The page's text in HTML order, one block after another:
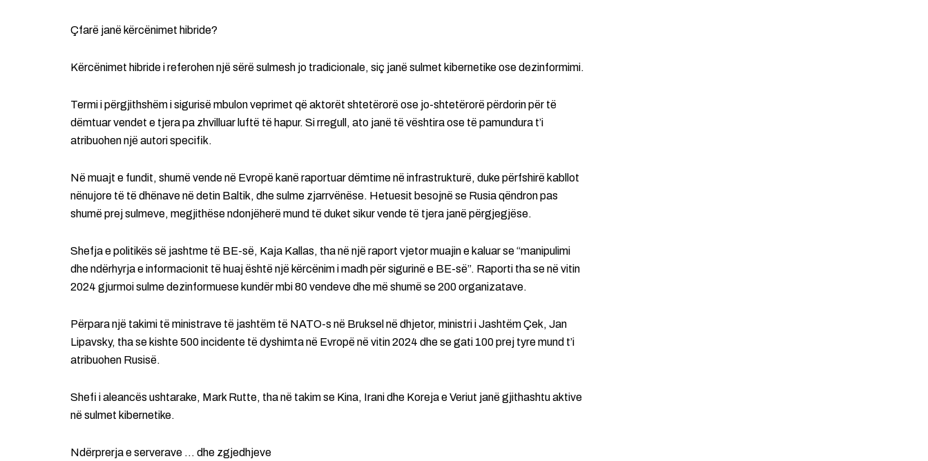
Çfarë janë kërcënimet hibride?
Kërcënimet hibride i referohen një sërë sulmesh jo tradicionale, siç janë sulmet kibernetike ose dezinformimi.
Termi i përgjithshëm i sigurisë mbulon veprimet që aktorët shtetërorë ose jo-shtetërorë përdorin për të
dëmtuar vendet e tjera pa zhvilluar luftë të hapur. Si rregull, ato janë të vështira ose të pamundura t’i
atribuohen një autori specifik.
Në muajt e fundit, shumë vende në Evropë kanë raportuar dëmtime në infrastrukturë, duke përfshirë kabllot
nënujore të të dhënave në detin Baltik, dhe sulme zjarrvënëse. Hetuesit besojnë se Rusia qëndron pas
shumë prej sulmeve, megjithëse ndonjëherë mund të duket sikur vende të tjera janë përgjegjëse.
Shefja e politikës së jashtme të BE-së, Kaja Kallas, tha në një raport vjetor muajin e kaluar se “manipulimi
dhe ndërhyrja e informacionit të huaj është një kërcënim i madh për sigurinë e BE-së”. Raporti tha se në vitin
2024 gjurmoi sulme dezinformuese kundër mbi 80 vendeve dhe më shumë se 200 organizatave.
Përpara një takimi të ministrave të jashtëm të NATO-s në Bruksel në dhjetor, ministri i Jashtëm Çek, Jan
Lipavsky, tha se kishte 500 incidente të dyshimta në Evropë në vitin 2024 dhe se gati 100 prej tyre mund t’i
atribuohen Rusisë.
Shefi i aleancës ushtarake, Mark Rutte, tha në takim se Kina, Irani dhe Koreja e Veriut janë gjithashtu aktive
në sulmet kibernetike.
Ndërprerja e serverave … dhe zgjedhjeve